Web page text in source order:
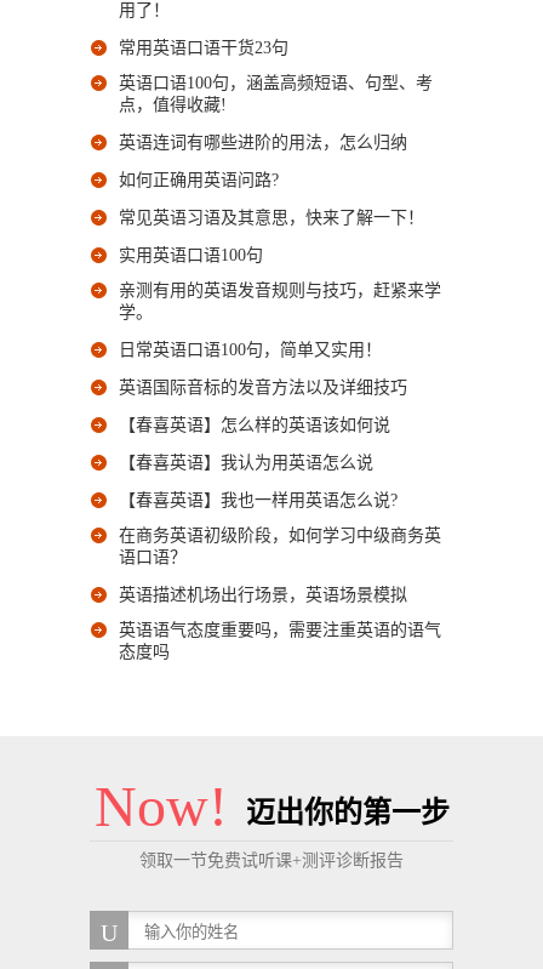
用了！
常用英语口语干货23句
英语口语100句，涵盖高频短语、句型、考
点，值得收藏!
英语连词有哪些进阶的用法，怎么归纳
如何正确用英语问路?
常见英语习语及其意思，快来了解一下！
实用英语口语100句
亲测有用的英语发音规则与技巧，赶紧来学
学。
日常英语口语100句，简单又实用！
英语国际音标的发音方法以及详细技巧
【春喜英语】怎么样的英语该如何说
【春喜英语】我认为用英语怎么说
【春喜英语】我也一样用英语怎么说?
在商务英语初级阶段，如何学习中级商务英
语口语？
英语描述机场出行场景，英语场景模拟
英语语气态度重要吗，需要注重英语的语气
态度吗
Now! 迈出你的第一步
领取一节免费试听课+测评诊断报告